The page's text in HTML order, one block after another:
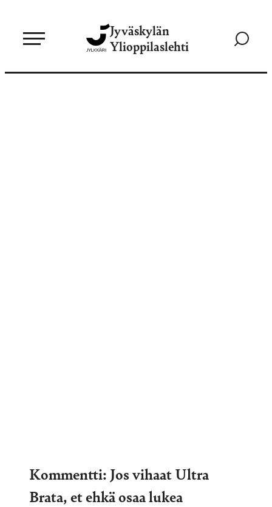
sisältöön
Jyväskylän
Ylioppilaslehti
Siirry
Kommentti: Jos vihaat Ultra
Brata, et ehkä osaa lukea